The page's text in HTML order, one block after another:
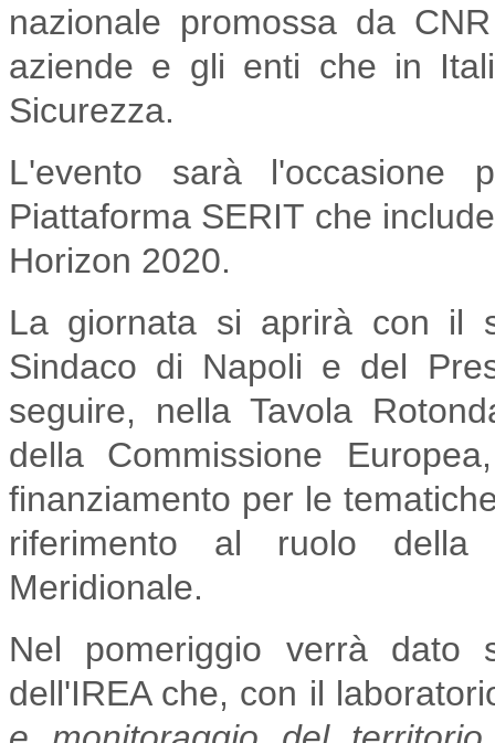
nazionale promossa da
aziende e gli enti che in
Sicurezza.
L'evento sarà l'occasione
Piattaforma SERIT che
Horizon 2020.
La giornata si aprirà con il
Sindaco di Napoli e del
seguire, nella Tavola
della Commissione
finanziamento per le
riferimento al ruolo della
Meridionale.
Nel pomeriggio verrà dato
dell'IREA che, con il